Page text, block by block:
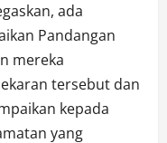
ada
Pandangan
mereka
tersebut dan
kepada
yang